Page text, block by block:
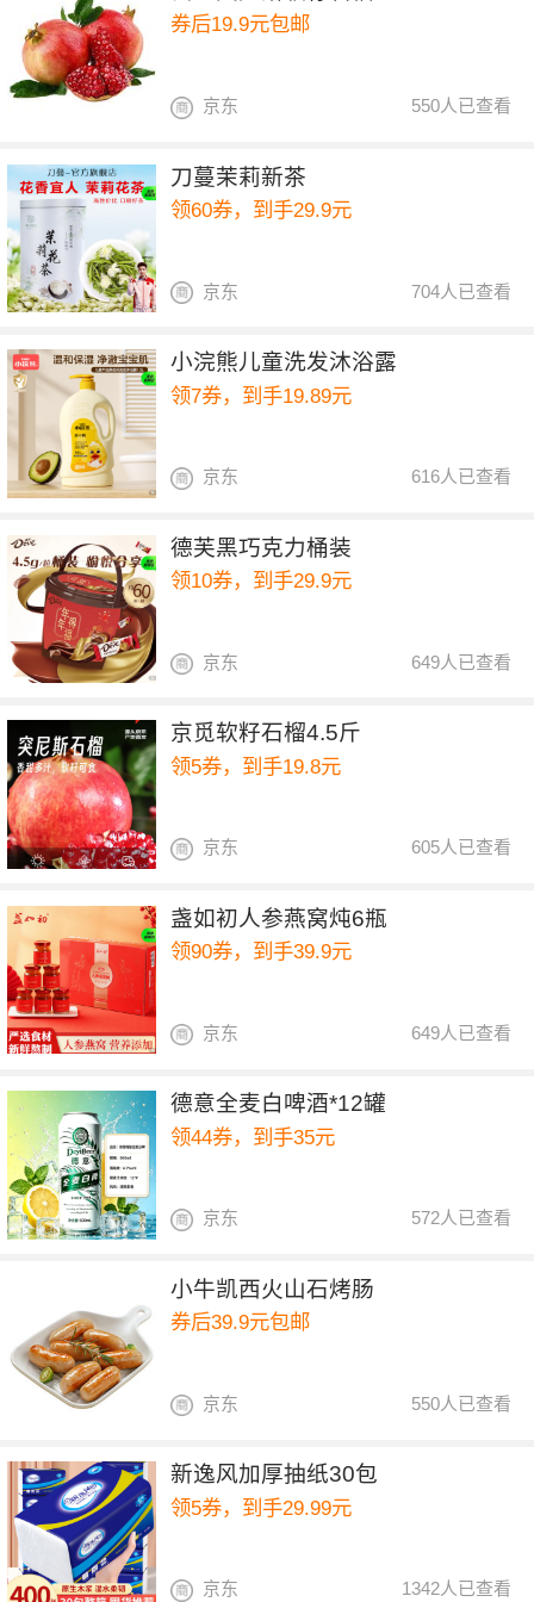
券后19.9元包邮
550人已查看
京东
刀蔓茉莉新茶
领60券，到手29.9元
704人已查看
京东
小浣熊儿童洗发沐浴露
领7券，到手19.89元
616人已查看
京东
德芙黑巧克力桶装
领10券，到手29.9元
649人已查看
京东
京觅软籽石榴4.5斤
领5券，到手19.8元
605人已查看
京东
盏如初人参燕窝炖6瓶
领90券，到手39.9元
649人已查看
京东
德意全麦白啤酒*12罐
领44券，到手35元
572人已查看
京东
小牛凯西火山石烤肠
券后39.9元包邮
550人已查看
京东
新逸风加厚抽纸30包
领5券，到手29.99元
1342人已查看
京东